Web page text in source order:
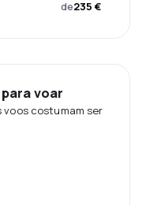
de235 €
voar
voos costumam ser